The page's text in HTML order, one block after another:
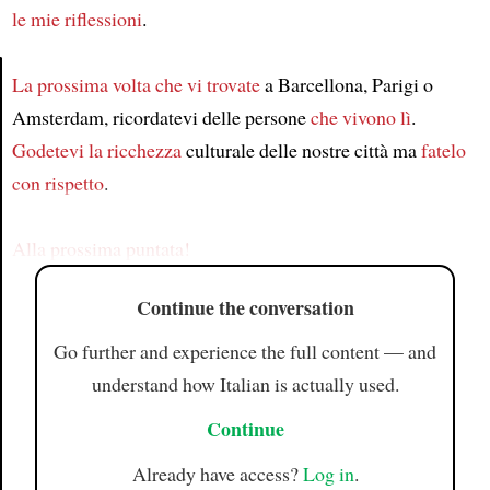
Article
le mie riflessioni.
La prossima volta che vi trovatea Barcellona, Parigi o
Amsterdam, ricordatevi delle personeche vivono lì.
Godetevila ricchezzaculturale delle nostre città mafatelo
con rispetto.
Alla prossima puntata!
Continue the conversation
Go further and experience the full content — and
understand how Italian is actually used.
Continue
Already have access?Log in.